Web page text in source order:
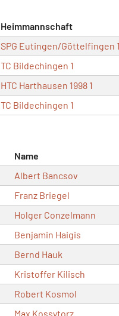
Heimmannschaft
SPG Eutingen/Göttelfingen 1
TC Bildechingen 1
HTC Harthausen 1998 1
TC Bildechingen 1
Name
Albert Bancsov
Franz Briegel
Holger Conzelmann
Benjamin Haigis
Bernd Hauk
Kristoffer Kilisch
Robert Kosmol
Max Kossytorz